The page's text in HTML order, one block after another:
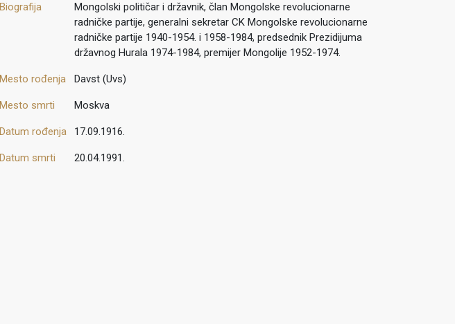
Biografija
Mongolski političar i državnik, član Mongolske revolucionarne
radničke partije, generalni sekretar CK Mongolske revolucionarne
radničke partije 1940-1954. i 1958-1984, predsednik Prezidijuma
državnog Hurala 1974-1984, premijer Mongolije 1952-1974.
Mesto rođenja Davst (Uvs)
Mesto smrti Moskva
Datum rođenja 17.09.1916.
Datum smrti 20.04.1991.